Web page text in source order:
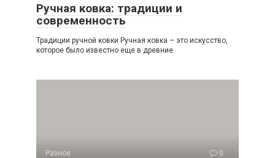
Ручная ковка: традиции и
современность
Традиции ручной ковки Ручная ковка – это искусство,
которое было известно еще в древние
Разное 0